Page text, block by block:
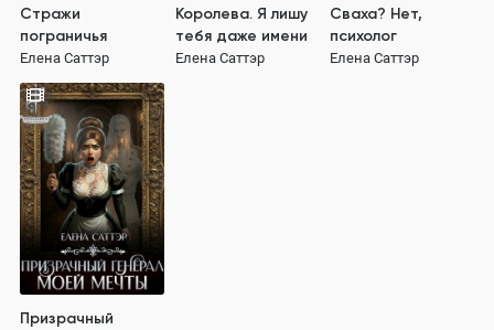
Стражи
пограничья
Елена Саттэр
Королева. Я лишу
тебя даже имени
Елена Саттэр
Сваха? Нет,
психолог
Елена Саттэр
Призрачный